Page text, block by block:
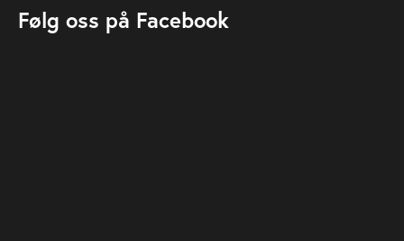
Følg oss på Facebook